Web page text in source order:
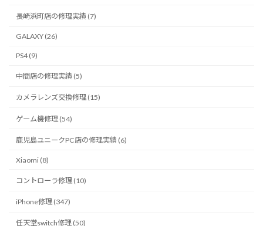
長崎浜町店の修理実績 (7)
GALAXY (26)
PS4 (9)
中間店の修理実績 (5)
カメラレンズ交換修理 (15)
ゲーム機修理 (54)
鹿児島ユニークPC店の修理実績 (6)
Xiaomi (8)
コントローラ修理 (10)
iPhone修理 (347)
任天堂switch修理 (50)